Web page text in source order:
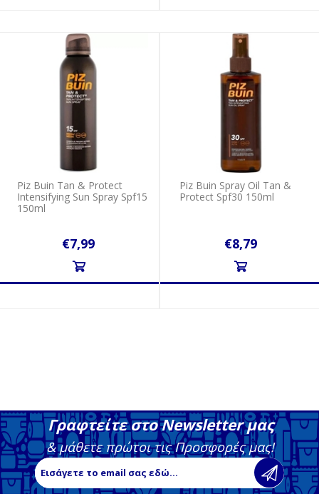
Piz Buin Tan & Protect
Intensifying Sun Spray Spf15
150ml
€7,99
Piz Buin Spray Oil Tan &
Protect Spf30 150ml
€8,79
Γραφτείτε στο Newsletter μας
& μάθετε πρώτοι τις Προσφορές μας!